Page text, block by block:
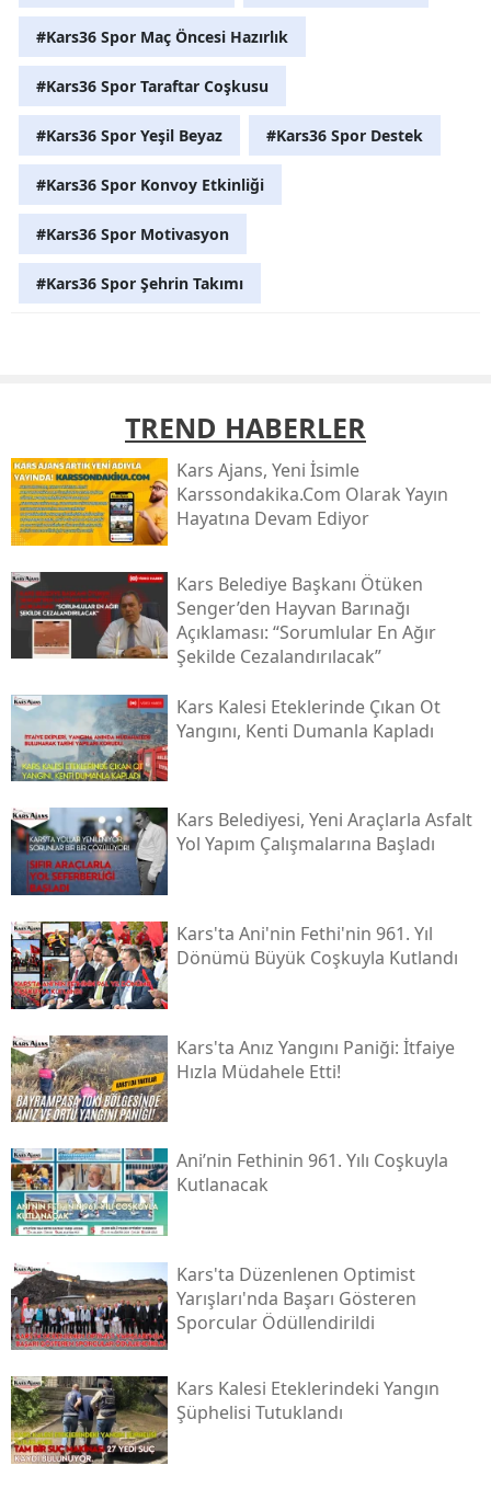
#Kars36 Spor Maç Öncesi Hazırlık
#Kars36 Spor Taraftar Coşkusu
#Kars36 Spor Yeşil Beyaz #Kars36 Spor Destek
#Kars36 Spor Konvoy Etkinliği
#Kars36 Spor Motivasyon
#Kars36 Spor Şehrin Takımı
TREND HABERLER
Kars Ajans, Yeni İsimle
Karssondakika.com Olarak Yayın
Hayatına Devam Ediyor
Kars Belediye Başkanı Ötüken
Senger’den Hayvan Barınağı
Açıklaması: “sorumlular En Ağır
Şekilde Cezalandırılacak”
Kars Kalesi Eteklerinde Çıkan Ot
Yangını, Kenti Dumanla Kapladı
Kars Belediyesi, Yeni Araçlarla Asfalt
Yol Yapım Çalışmalarına Başladı
Kars'ta Ani'nin Fethi'nin 961. Yıl
Dönümü Büyük Coşkuyla Kutlandı
Kars'ta Anız Yangını Paniği: İtfaiye
Hızla Müdahele Etti!
Ani’nin Fethinin 961. Yılı Coşkuyla
Kutlanacak
Kars'ta Düzenlenen Optimist
Yarışları'nda Başarı Gösteren
Sporcular Ödüllendirildi
Kars Kalesi Eteklerindeki Yangın
Şüphelisi Tutuklandı